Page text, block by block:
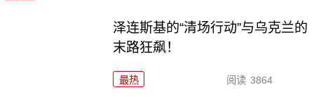
泽连斯基的“清场行动”与乌克兰的
末路狂飙！
最热 阅读 3864